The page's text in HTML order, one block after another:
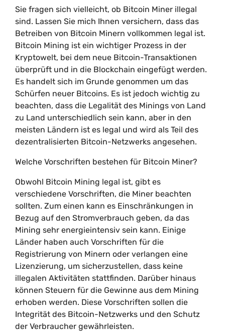
Sie fragen sich vielleicht, ob Bitcoin Miner illegal
sind. Lassen Sie mich Ihnen versichern, dass das
Betreiben von Bitcoin Minern vollkommen legal ist.
Bitcoin Mining ist ein wichtiger Prozess in der
Kryptowelt, bei dem neue Bitcoin-Transaktionen
überprüft und in die Blockchain eingefügt werden.
Es handelt sich im Grunde genommen um das
Schürfen neuer Bitcoins. Es ist jedoch wichtig zu
beachten, dass die Legalität des Minings von Land
zu Land unterschiedlich sein kann, aber in den
meisten Ländern ist es legal und wird als Teil des
dezentralisierten Bitcoin-Netzwerks angesehen.
Welche Vorschriften bestehen für Bitcoin Miner?
Obwohl Bitcoin Mining legal ist, gibt es
verschiedene Vorschriften, die Miner beachten
sollten. Zum einen kann es Einschränkungen in
Bezug auf den Stromverbrauch geben, da das
Mining sehr energieintensiv sein kann. Einige
Länder haben auch Vorschriften für die
Registrierung von Minern oder verlangen eine
Lizenzierung, um sicherzustellen, dass keine
illegalen Aktivitäten stattfinden. Darüber hinaus
können Steuern für die Gewinne aus dem Mining
erhoben werden. Diese Vorschriften sollen die
Integrität des Bitcoin-Netzwerks und den Schutz
der Verbraucher gewährleisten.